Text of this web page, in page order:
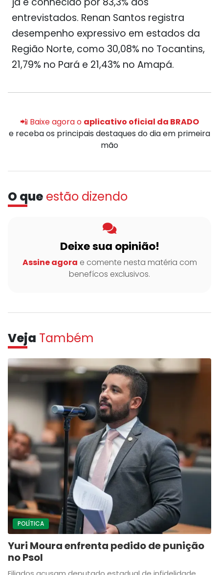
entrevistados. Renan Santos registra
desempenho expressivo em estados da
Região Norte, como 30,08% no Tocantins,
21,79% no Pará e 21,43% no Amapá.
📲 Baixe agora o aplicativo oficial da BRADO
e receba os principais destaques do dia em primeira
mão
O que estão dizendo
Deixe sua opinião!
Assine agora e comente nesta matéria com
benefícos exclusivos.
Veja Também
POLÍTICA
Yuri Moura enfrenta pedido de punição
no Psol